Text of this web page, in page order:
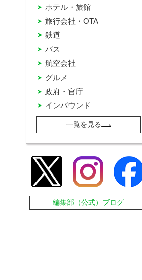
インバウンド
グルメ
バス
ホテル・旅館
政府・官庁
旅行会社・OTA
航空会社
鉄道
一覧を見る
編集部（公式）ブログ